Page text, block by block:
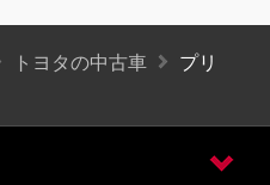
トヨタの中古車
プリ